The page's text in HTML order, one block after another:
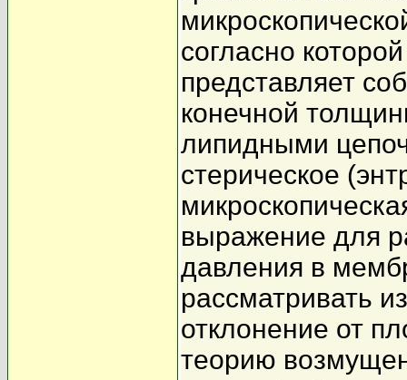
согласно
представляет
конечной
липидными
стерическое
выражение для
давления в
рассматривать
отклонение от
теорию